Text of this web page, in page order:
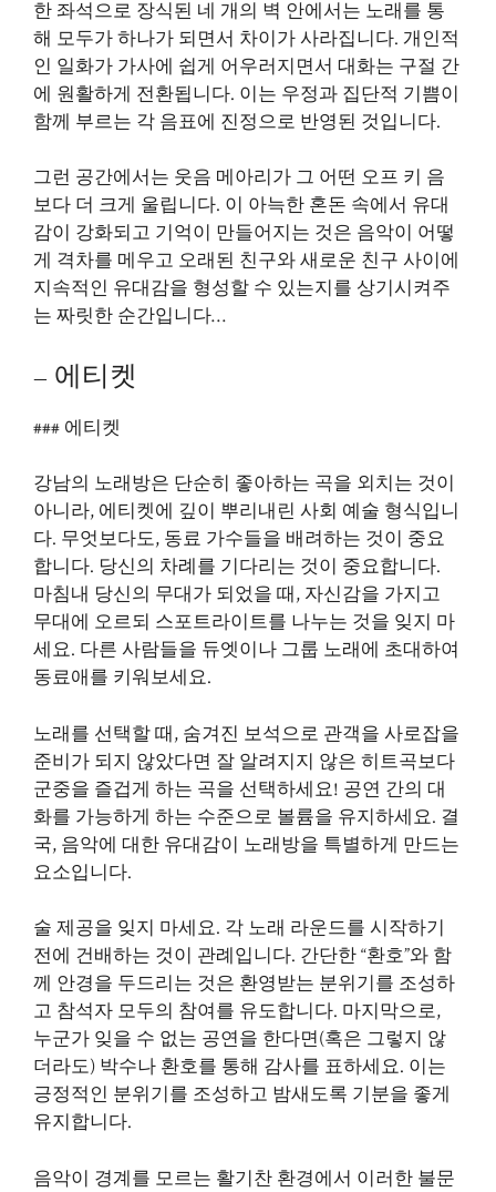
한 좌석으로 장식된 네 개의 벽 안에서는 노래를 통
해 모두가 하나가 되면서 차이가 사라집니다. 개인적
인 일화가 가사에 쉽게 어우러지면서 대화는 구절 간
에 원활하게 전환됩니다. 이는 우정과 집단적 기쁨이
함께 부르는 각 음표에 진정으로 반영된 것입니다.
그런 공간에서는 웃음 메아리가 그 어떤 오프 키 음
보다 더 크게 울립니다. 이 아늑한 혼돈 속에서 유대
감이 강화되고 기억이 만들어지는 것은 음악이 어떻
게 격차를 메우고 오래된 친구와 새로운 친구 사이에
지속적인 유대감을 형성할 수 있는지를 상기시켜주
는 짜릿한 순간입니다…
– 에티켓
### 에티켓
강남의 노래방은 단순히 좋아하는 곡을 외치는 것이
아니라, 에티켓에 깊이 뿌리내린 사회 예술 형식입니
다. 무엇보다도, 동료 가수들을 배려하는 것이 중요
합니다. 당신의 차례를 기다리는 것이 중요합니다.
마침내 당신의 무대가 되었을 때, 자신감을 가지고
무대에 오르되 스포트라이트를 나누는 것을 잊지 마
세요. 다른 사람들을 듀엣이나 그룹 노래에 초대하여
동료애를 키워보세요.
노래를 선택할 때, 숨겨진 보석으로 관객을 사로잡을
준비가 되지 않았다면 잘 알려지지 않은 히트곡보다
군중을 즐겁게 하는 곡을 선택하세요! 공연 간의 대
화를 가능하게 하는 수준으로 볼륨을 유지하세요. 결
국, 음악에 대한 유대감이 노래방을 특별하게 만드는
요소입니다.
술 제공을 잊지 마세요. 각 노래 라운드를 시작하기
전에 건배하는 것이 관례입니다. 간단한 “환호”와 함
께 안경을 두드리는 것은 환영받는 분위기를 조성하
고 참석자 모두의 참여를 유도합니다. 마지막으로,
누군가 잊을 수 없는 공연을 한다면(혹은 그렇지 않
더라도) 박수나 환호를 통해 감사를 표하세요. 이는
긍정적인 분위기를 조성하고 밤새도록 기분을 좋게
유지합니다.
음악이 경계를 모르는 활기찬 환경에서 이러한 불문